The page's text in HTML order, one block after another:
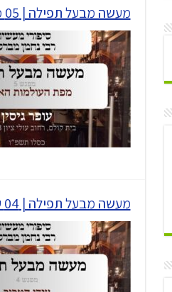
מעשה מבעל תפילה | 05 מפת העולמות האבודה | עופר גיסין | תשפ"ו
מעשה מבעל תפילה | 04 עידן הטרור | עופר גיסין | תשפ"ו